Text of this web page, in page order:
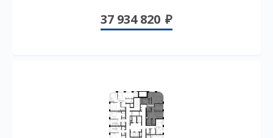
37 934 820